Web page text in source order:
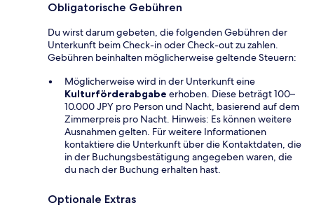
Obligatorische Gebühren
Du wirst darum gebeten, die folgenden Gebühren der
Unterkunft beim Check-in oder Check-out zu zahlen.
Gebühren beinhalten möglicherweise geltende Steuern:
Möglicherweise wird in der Unterkunft eine
Kulturförderabgabe erhoben. Diese beträgt 100–
10.000 JPY pro Person und Nacht, basierend auf dem
Zimmerpreis pro Nacht. Hinweis: Es können weitere
Ausnahmen gelten. Für weitere Informationen
kontaktiere die Unterkunft über die Kontaktdaten, die
in der Buchungsbestätigung angegeben waren, die
du nach der Buchung erhalten hast.
Optionale Extras